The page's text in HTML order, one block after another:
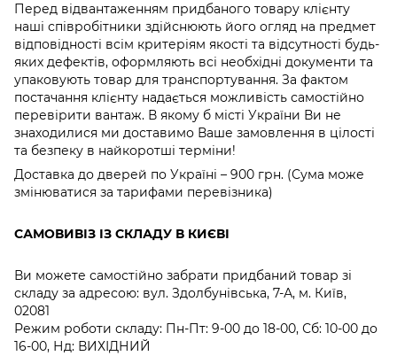
Перед відвантаженням придбаного товару клієнту
наші співробітники здійснюють його огляд на предмет
відповідності всім критеріям якості та відсутності будь-
яких дефектів, оформляють всі необхідні документи та
упаковують товар для транспортування. За фактом
постачання клієнту надається можливість самостійно
перевірити вантаж. В якому б місті України Ви не
знаходилися ми доставимо Ваше замовлення в цілості
та безпеку в найкоротші терміни!
Доставка до дверей по Україні – 900 грн. (Сума може
змінюватися за тарифами перевізника)
САМОВИВІЗ ІЗ СКЛАДУ В КИЄВІ
Ви можете самостійно забрати придбаний товар зі
складу за адресою: вул. Здолбунівська, 7-А, м. Київ,
02081
Режим роботи складу: Пн-Пт: 9-00 до 18-00, Сб: 10-00 до
16-00, Нд: ВИХІДНИЙ